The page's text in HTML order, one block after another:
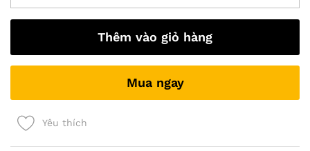
Winnfox
H310
+
VGA
M2
sata)
quantity
Thêm vào giỏ hàng
Mua ngay
Yêu thích